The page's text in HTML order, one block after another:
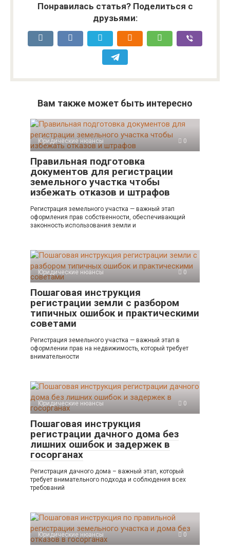
Понравилась статья? Поделиться с
друзьями:
Вам также может быть интересно
Юридические нюансы 0
Правильная подготовка
документов для регистрации
земельного участка чтобы
избежать отказов и штрафов
Регистрация земельного участка — важный этап
оформления прав собственности, обеспечивающий
законность использования земли и
Юридические нюансы 0
Пошаговая инструкция
регистрации земли с разбором
типичных ошибок и практическими
советами
Регистрация земельного участка — важный этап в
оформлении прав на недвижимость, который требует
внимательности
Юридические нюансы 0
Пошаговая инструкция
регистрации дачного дома без
лишних ошибок и задержек в
госорганах
Регистрация дачного дома – важный этап, который
требует внимательного подхода и соблюдения всех
требований
Юридические нюансы 0